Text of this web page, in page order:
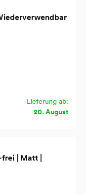
Lieferung ab:
20. August
| Matt |